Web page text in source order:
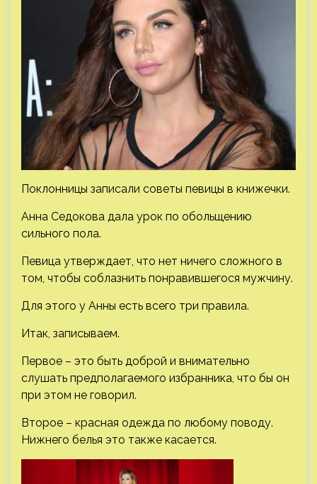
Поклонницы записали советы певицы в книжечки.
Анна Седокова дала урок по обольщению
сильного пола.
Певица утверждает, что нет ничего сложного в
том, чтобы соблазнить понравившегося мужчину.
Для этого у Анны есть всего три правила.
Итак, записываем.
Первое – это быть доброй и внимательно
слушать предполагаемого избранника, что бы он
при этом не говорил.
Второе – красная одежда по любому поводу.
Нижнего белья это также касается.